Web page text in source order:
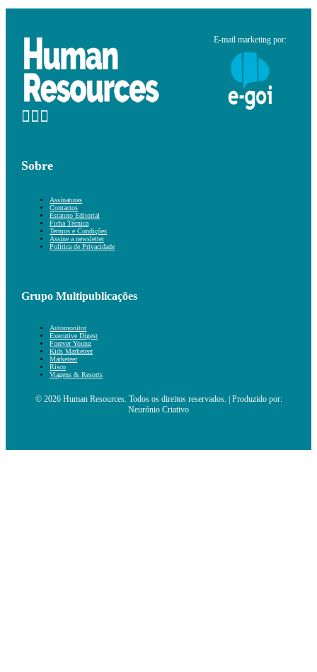
E-mail marketing por:
Sobre
Assinaturas
Contactos
Estatuto Editorial
Ficha Técnica
Termos e Condições
Assine a newsletter
Política de Privacidade
Grupo Multipublicações
Automonitor
Executive Digest
Forever Young
Kids Marketeer
Marketeer
Risco
Viagens & Resorts
© 2026 Human Resources. Todos os direitos reservados. | Produzido por:
Neurónio Criativo